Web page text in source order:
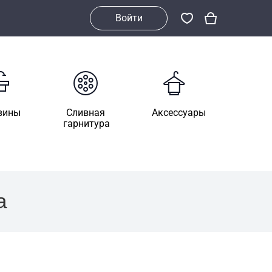
Войти
Сливная
гарнитура
Аксессуары